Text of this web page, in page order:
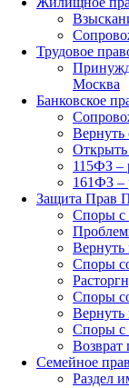
Трудовое
Москва
Банковское
Вернуть
Открыть
115ФЗ –
161ФЗ –
Защита Прав
Споры с
Вернуть
Споры
Споры
Вернуть
Споры с
Возврат
Семейное
Раздел